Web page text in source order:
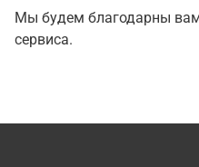
Мы будем благодарны
сервиса.